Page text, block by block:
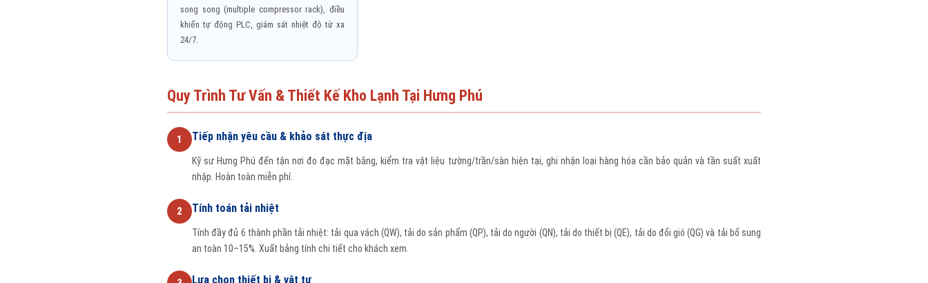
song song (multiple compressor rack), điều
khiển tự động PLC, giám sát nhiệt độ từ xa
24/7.
Quy Trình Tư Vấn & Thiết Kế Kho Lạnh Tại Hưng Phú
1 Tiếp nhận yêu cầu & khảo sát thực địa
Kỹ sư Hưng Phú đến tận nơi đo đạc mặt bằng, kiểm tra vật liệu tường/trần/sàn hiện tại, ghi nhận loại hàng hóa cần bảo quản và tần suất xuất
nhập. Hoàn toàn miễn phí.
2 Tính toán tải nhiệt
Tính đầy đủ 6 thành phần tải nhiệt: tải qua vách (QW), tải do sản phẩm (QP), tải do người (QN), tải do thiết bị (QE), tải do đổi gió (QG) và tải bổ sung
an toàn 10–15%. Xuất bảng tính chi tiết cho khách xem.
Lựa chọn thiết bị & vật tư